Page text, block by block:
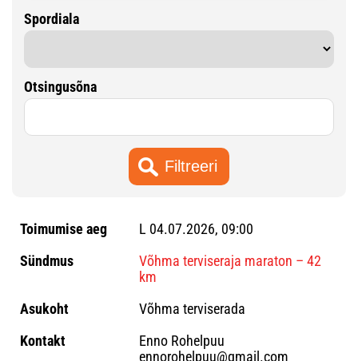
Spordiala
Otsingusõna
L 04.07.2026, 09:00
Võhma terviseraja maraton – 42
km
Võhma terviserada
Enno Rohelpuu
ennorohelpuu@gmail.com